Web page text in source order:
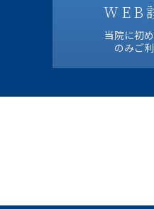
WEB
当院に初
のみご